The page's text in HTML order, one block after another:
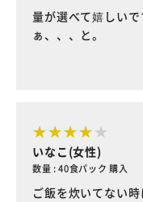
量が選べて嬉しい
ぁ、、、と。
いなこ(女性)
数量 : 40食パック 購入
ご飯を炊いてない